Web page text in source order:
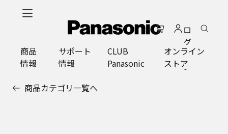
ロ
グ
イ
ン
商品
情報
サポート
情報
CLUB
Panasonic
オンライン
ストア
商品カテゴリ一覧へ